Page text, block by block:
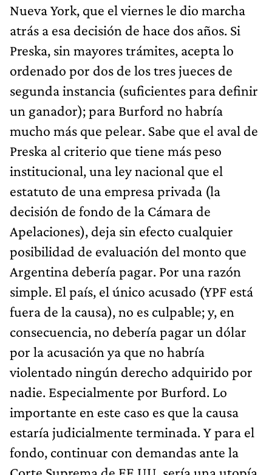
Nueva York, que el viernes le dio marcha
atrás a esa decisión de hace dos años. Si
Preska, sin mayores trámites, acepta lo
ordenado por dos de los tres jueces de
segunda instancia (suficientes para definir
un ganador); para Burford no habría
mucho más que pelear. Sabe que el aval de
Preska al criterio que tiene más peso
institucional, una ley nacional que el
estatuto de una empresa privada (la
decisión de fondo de la Cámara de
Apelaciones), deja sin efecto cualquier
posibilidad de evaluación del monto que
Argentina debería pagar. Por una razón
simple. El país, el único acusado (YPF está
fuera de la causa), no es culpable; y, en
consecuencia, no debería pagar un dólar
por la acusación ya que no habría
violentado ningún derecho adquirido por
nadie. Especialmente por Burford. Lo
importante en este caso es que la causa
estaría judicialmente terminada. Y para el
fondo, continuar con demandas ante la